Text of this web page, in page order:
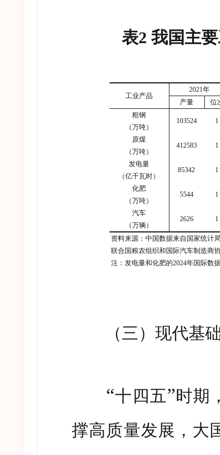
表2 我国主
工业产品
2021年
产量
位
粗钢
（万吨）
103524 1
原煤
（万吨）
412583 1
发电量
（亿千瓦时）
85342 1
化肥
（万吨）
5544 1
汽车
（万辆）
2626 1
资料来源：中国数据来自国家统计
联合国粮农组织和国际汽车制造商
注：发电量和化肥的2024年国际数
（三）现代基础
“十四五”时期
撑高质量发展，大